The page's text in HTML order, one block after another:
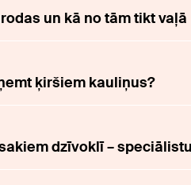
un kā no tām tikt vaļā
ķiršiem kauliņus?
dzīvoklī –